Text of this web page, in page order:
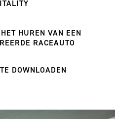
HUREN VAN EEN
RACEAUTO
DOWNLOADEN